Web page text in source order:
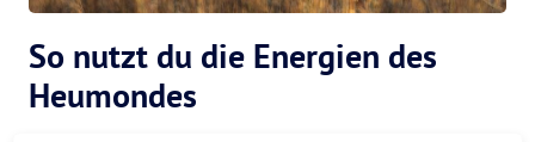
So nutzt du die Energien des
Heumondes